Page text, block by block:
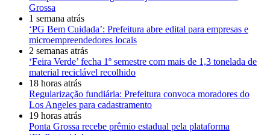
Grossa
1 semana atrás
‘PG Bem Cuidada’: Prefeitura abre edital para empresas e
microempreendedores locais
2 semanas atrás
‘Feira Verde’ fecha 1º semestre com mais de 1,3 tonelada de
material reciclável recolhido
18 horas atrás
Regularização fundiária: Prefeitura convoca moradores do
Los Angeles para cadastramento
19 horas atrás
Ponta Grossa recebe prêmio estadual pela plataforma